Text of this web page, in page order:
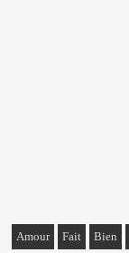
Amour Fait Bien